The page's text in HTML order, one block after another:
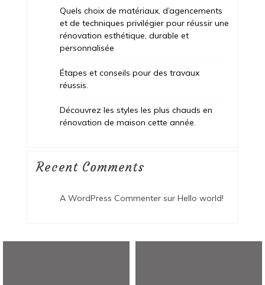
Quels choix de matériaux, d’agencements
et de techniques privilégier pour réussir une
rénovation esthétique, durable et
personnalisée
Étapes et conseils pour des travaux
réussis.
Découvrez les styles les plus chauds en
rénovation de maison cette année.
Recent Comments
A WordPress Commentersur Hello world!